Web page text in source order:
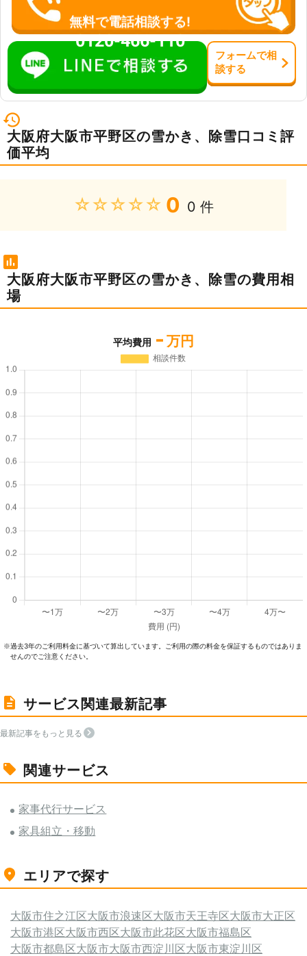
無料で電話相談する!
0120-466-110
フォームで相
談する
大阪府大阪市平野区の雪かき、除雪口コミ評
価平均
★★★★★ 0 0 件
大阪府大阪市平野区の雪かき、除雪の費用相
場
平均費用 - 万円
※過去3年のご利⽤料⾦に基づいて算出しています。ご利⽤の際の料⾦を保証するものではありま
せんのでご注意ください。
サービス関連最新記事
最新記事をもっと見る
関連サービス
家事代行サービス
家具組立・移動
エリアで探す
大阪市住之江区大阪市浪速区大阪市天王寺区大阪市大正区
大阪市港区大阪市西区大阪市此花区大阪市福島区
大阪市都島区大阪市大阪市西淀川区大阪市東淀川区